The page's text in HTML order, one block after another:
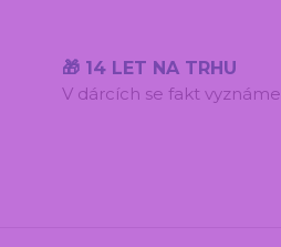
🎁 14 LET NA TRHU
V dárcích se fakt vyznáme